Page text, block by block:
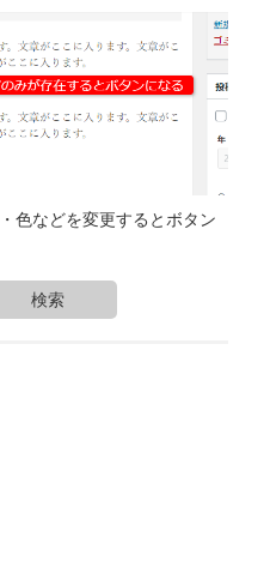
色などを変更するとボタン